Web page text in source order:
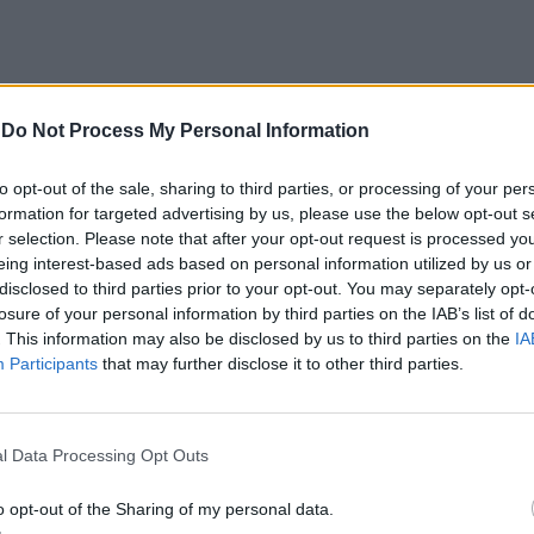
Do Not Process My Personal Information
opt-out of the sale, sharing to third parties, or processing of your
for targeted advertising by us, please use the below opt-out
selection. Please note that after your opt-out request is processed
interest-based ads based on personal information utilized by us
to third parties prior to your opt-out. You may separately
of your personal information by third parties on the IAB’s list of
This information may also be disclosed by us to third parties on the
Participants that may further disclose it to other third parties.
Data Processing Opt Outs
opt-out of the Sharing of my personal data.
desenvolvidos para ultrapassar a barreira do
permite identificar rapidamente o tipo de
riscos como toxicidade, corrosividade,
para uma utilização mais segura dos produtos.
as informações contidas nos rótulos antes de